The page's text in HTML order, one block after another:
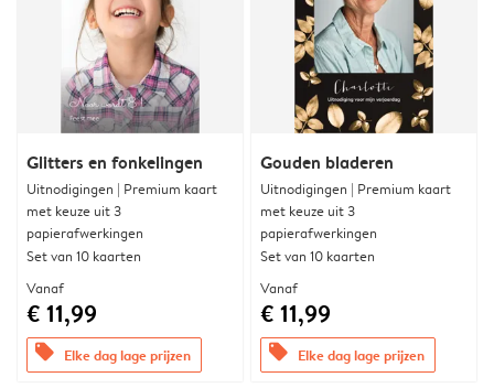
Glitters en fonkelingen
Uitnodigingen | Premium kaart
met keuze uit 3
papierafwerkingen
Set van 10 kaarten
Vanaf
€ 11,99
offers Elke dag lage prijzen
Gouden bladeren
Uitnodigingen | Premium kaart
met keuze uit 3
papierafwerkingen
Set van 10 kaarten
Vanaf
€ 11,99
offers Elke dag lage prijzen